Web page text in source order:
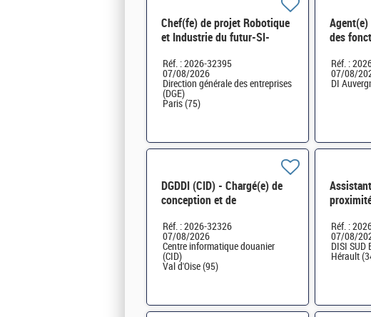
Chef(fe) de projet Robotique
et Industrie du futur-SI-
Réf. : 2026-32395
07/08/2026
Direction générale des entreprises
(DGE)
Paris (75)
des
Réf. :
07/08/
DI
DGDDI (CID) - Chargé(e) de
conception et de
Réf. : 2026-32326
07/08/2026
Centre informatique douanier
(CID)
Val d'Oise (95)
Réf. :
07/08/
DISI SUD
Hérault